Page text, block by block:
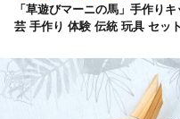
「草遊びマーニの馬」手作り
芸 手作り 体験 伝統 玩具 セッ